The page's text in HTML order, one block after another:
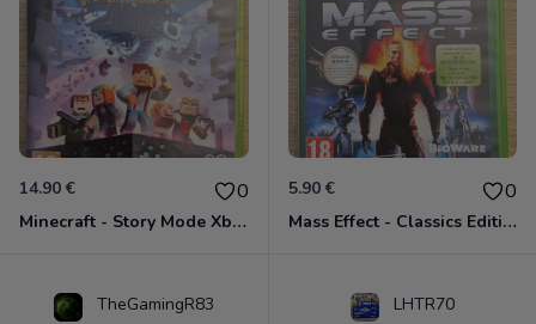
14.90 € 0
Minecraft - Story Mode Xbox 360
5.90 € 0
Mass Effect - Classics Edition Xbox 360
TheGamingR83 LHTR70